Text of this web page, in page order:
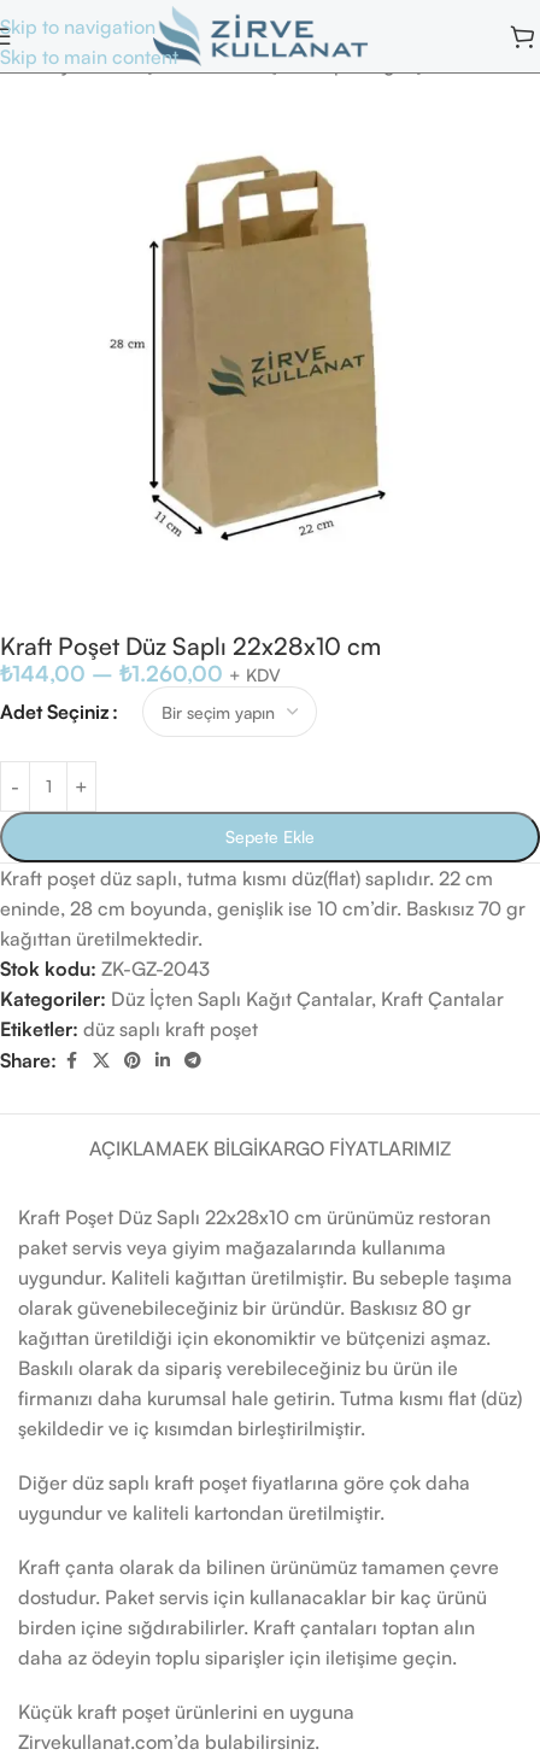
Skip to navigation
Skip to main content
Ana Sayfa/Kraft Çantalar /Düz İçten Saplı Kağıt Çantalar
Kraft Poşet Düz Saplı 22x28x10 cm
₺144,00 – ₺1.260,00 + KDV
Adet Seçiniz
Sepete Ekle
Kraft poşet düz saplı, tutma kısmı düz(flat) saplıdır. 22 cm
eninde, 28 cm boyunda, genişlik ise 10 cm’dir. Baskısız 70 gr
kağıttan üretilmektedir.
Stok kodu: ZK-GZ-2043
Kategoriler: Düz İçten Saplı Kağıt Çantalar, Kraft Çantalar
Etiketler: düz saplı kraft poşet
Share:
AÇIKLAMAEK BILGIKARGO FIYATLARIMIZ
Kraft Poşet Düz Saplı 22x28x10 cm ürünümüz restoran
paket servis veya giyim mağazalarında kullanıma
uygundur. Kaliteli kağıttan üretilmiştir. Bu sebeple taşıma
olarak güvenebileceğiniz bir üründür. Baskısız 80 gr
kağıttan üretildiği için ekonomiktir ve bütçenizi aşmaz.
Baskılı olarak da sipariş verebileceğiniz bu ürün ile
firmanızı daha kurumsal hale getirin. Tutma kısmı flat (düz)
şekildedir ve iç kısımdan birleştirilmiştir.
Diğer düz saplı kraft poşet fiyatlarına göre çok daha
uygundur ve kaliteli kartondan üretilmiştir.
Kraft çanta olarak da bilinen ürünümüz tamamen çevre
dostudur. Paket servis için kullanacaklar bir kaç ürünü
birden içine sığdırabilirler. Kraft çantaları toptan alın
daha az ödeyin toplu siparişler için iletişime geçin.
Küçük kraft poşet ürünlerini en uyguna
Zirvekullanat.com’da bulabilirsiniz.